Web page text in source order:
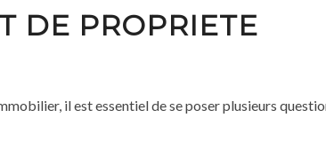
DE PROPRIETE
il est essentiel de se poser plusieurs